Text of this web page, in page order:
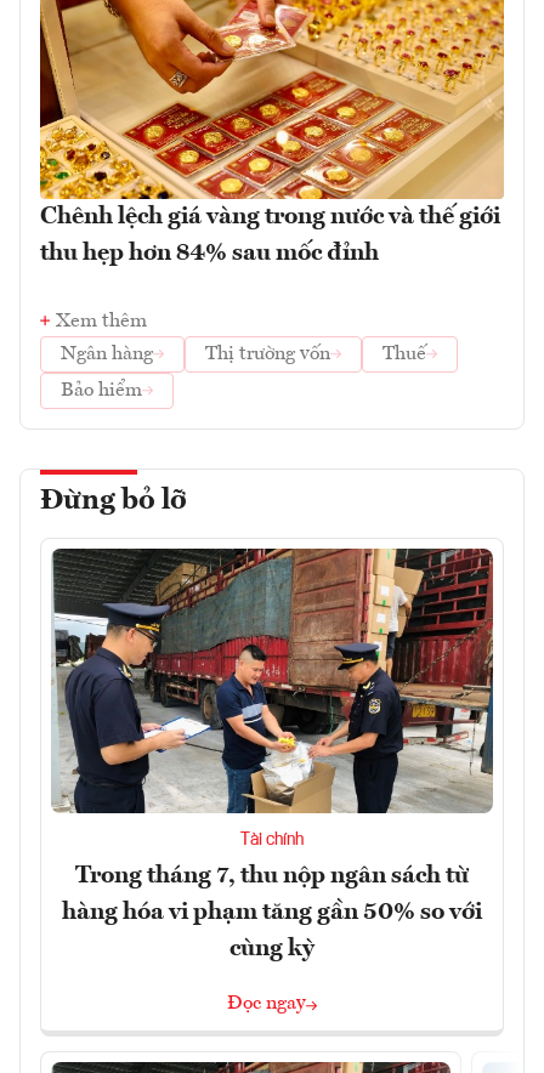
Chênh lệch giá vàng trong nước và thế giới
thu hẹp hơn 84% sau mốc đỉnh
Xem thêm
Ngân hàng
Thị trường vốn
Thuế
Bảo hiểm
Đừng bỏ lỡ
Tài chính
Trong tháng 7, thu nộp ngân sách từ
hàng hóa vi phạm tăng gần 50% so với
cùng kỳ
Đọc ngay